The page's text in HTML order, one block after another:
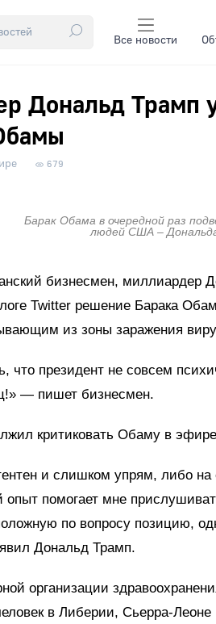
Все новости
Дональд Трамп
679
Барак Обама в очередной раз
людей США –
бизнесмен, миллиардер
Twitter решение Барака
из зоны заражения
что президент не совсем
— пишет бизнесмен.
критиковать Обаму в
и слишком упрям, либо
опыт помогает мне
по вопросу позицию,
Дональд Трамп.
организации
в Либерии, Сьерра-